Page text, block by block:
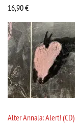
16,90€
Alter Annala: Alert! (CD)